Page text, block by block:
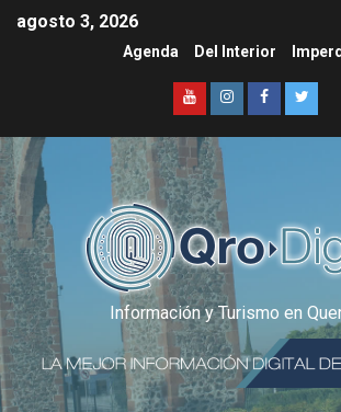
agosto 3, 2026
Agenda Del Interior
Información y Turismo en